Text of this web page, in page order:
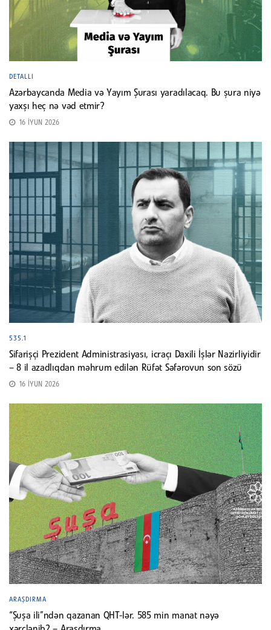
DETALLI
Azərbaycanda Media və Yayım Şurası yaradılacaq. Bu şura niyə
yaxşı heç nə vəd etmir?
16 İYUN 2026
535.1
Sifarişçi Prezident Administrasiyası, icraçı Daxili İşlər Nazirliyidir
– 8 il azadlıqdan məhrum edilən Rüfət Səfərovun son sözü
16 İYUN 2026
ARAŞDIRMA
“Şuşa ili”ndən qazanan QHT-lər. 585 min manat nəyə